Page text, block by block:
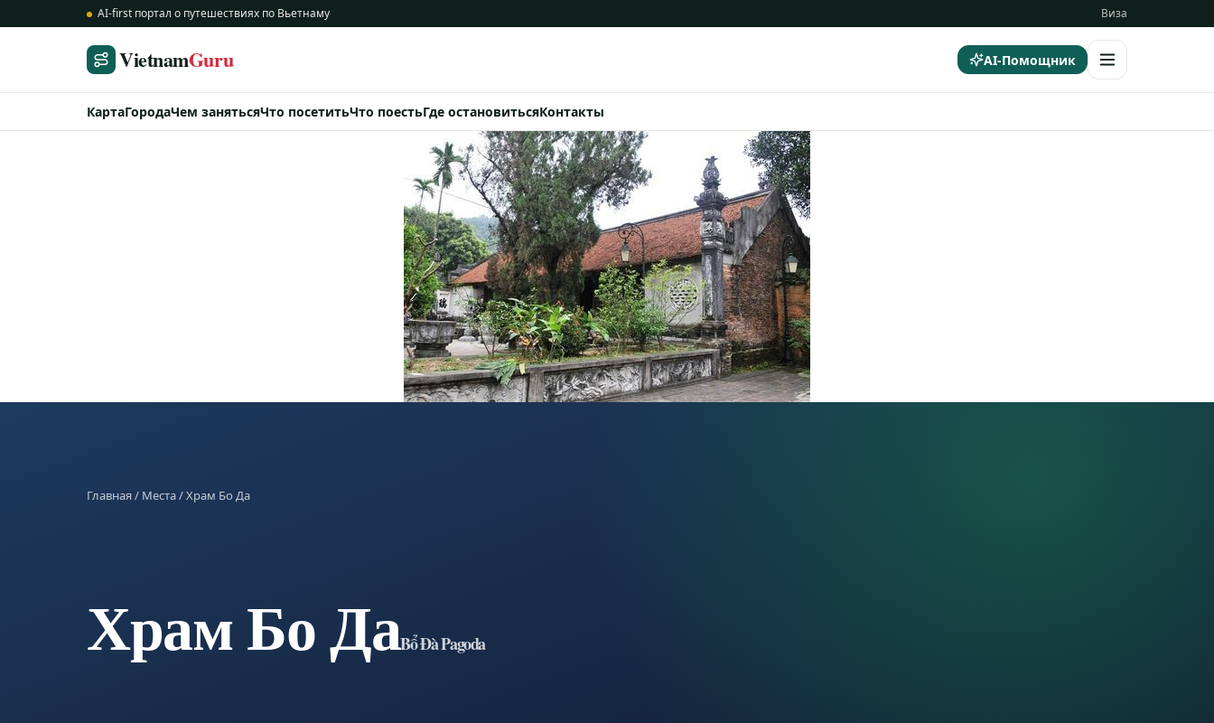
AI-first портал о путешествиях по Вьетнаму Виза
VietnamGuru AI-Помощник
КартаГородаЧем занятьсяЧто посетитьЧто поестьГде остановитьсяКонтакты
Главная/ Места/ Храм Бо Да
Храм Бо ДаBổ Đà Pagoda